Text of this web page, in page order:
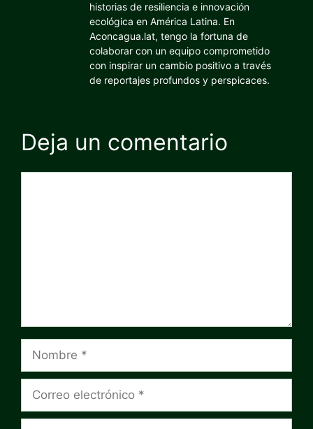
historias de resiliencia e innovación
ecológica en América Latina. En
Aconcagua.lat, tengo la fortuna de
colaborar con un equipo comprometido
con inspirar un cambio positivo a través
de reportajes profundos y perspicaces.
Deja un comentario
electrónico